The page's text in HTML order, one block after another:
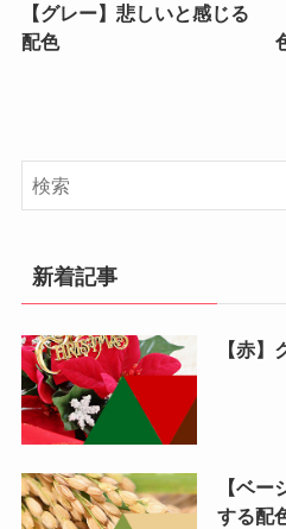
【グレー】悲しいと感じる
配色
新着記事
【赤
【ベ
する配